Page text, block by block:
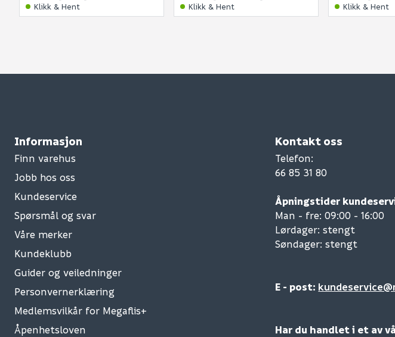
Klikk & Hent
Klikk & Hent
Klikk & Hent
Informasjon
Finn varehus
Jobb hos oss
Kundeservice
Spørsmål og svar
Våre merker
Kundeklubb
Guider og veiledninger
Personvernerklæring
Medlemsvilkår for Megaflis+
Åpenhetsloven
Kontakt oss
Telefon:
66 85 31 80
Åpningstider
Man - fre: 09:00 - 16:00
Lørdager: stengt
Søndager: stengt
E - post:
Har du handlet i et av